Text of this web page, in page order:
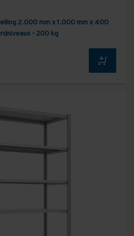
2.000 mm x 1.000 mm x 400
- 200 kg